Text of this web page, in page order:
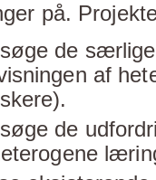
på.
de
af
de